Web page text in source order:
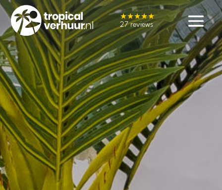
★★★★★
27 reviews